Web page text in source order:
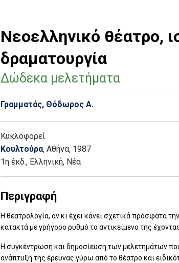
Νεοελληνικό θέατρο,
δραματουργία
Δώδεκα μελετήματα
Γραμματάς, Θόδωρος Α.
Κυκλοφορεί
Κουλτούρα, Αθήνα, 1987
1η έκδ., Ελληνική, Νέα
Περιγραφή
Η θεατρολογία, αν κι έχει κάνει σχετικά πρόσφατα
κατακτά με γρήγορο ρυθμό το αντικείμενο της
Η συγκέντρωση και δημοσίευση των μελετημάτων
ανάπτυξη της έρευνας γύρω από το θέατρο και